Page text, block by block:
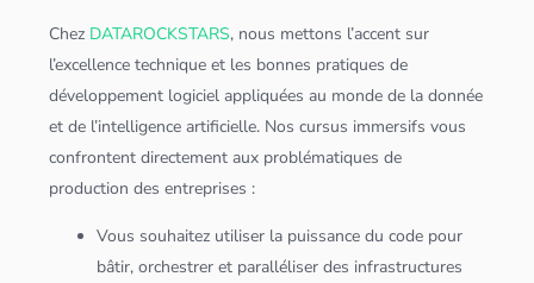
Chez DATAROCKSTARS, nous mettons l’accent sur
l’excellence technique et les bonnes pratiques de
développement logiciel appliquées au monde de la donnée
et de l’intelligence artificielle. Nos cursus immersifs vous
confrontent directement aux problématiques de
production des entreprises :
Vous souhaitez utiliser la puissance du code pour
bâtir, orchestrer et paralléliser des infrastructures